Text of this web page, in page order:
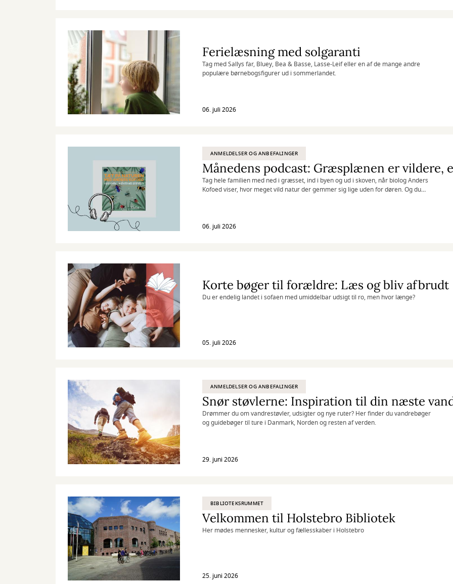
Ferielæsning med solgaranti
Tag med Sallys far, Bluey, Bea & Basse, Lasse-Leif eller en af de mange andre
populære børnebogsfigurer ud i sommerlandet.
06. juli 2026
ANMELDELSER OG ANBEFALINGER
Månedens podcast: Græsplænen er vildere,
Tag hele familien med ned i græsset, ind i byen og ud i skoven, når biolog Anders
Kofoed viser, hvor meget vild natur der gemmer sig lige uden for døren. Og du
06. juli 2026
Korte bøger til forældre: Læs og bliv afbrudt
Du er endelig landet i sofaen med umiddelbar udsigt til ro, men hvor længe?
05. juli 2026
ANMELDELSER OG ANBEFALINGER
Snør støvlerne: Inspiration til din næste
Drømmer du om vandrestøvler, udsigter og nye ruter? Her finder du vandrebøger
og guidebøger til ture i Danmark, Norden og resten af verden.
29. juni 2026
BIBLIOTEKSRUMMET
Velkommen til Holstebro Bibliotek
Her mødes mennesker, kultur og fællesskaber i Holstebro
25. juni 2026